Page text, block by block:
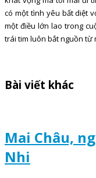
có một tình yêu bất diệt
một điều lớn lao trong
trái tim luôn bắt nguồn từ
Bài viết khác
Mai Châu,
Nhi